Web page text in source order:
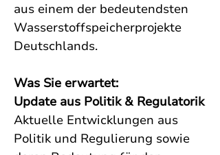
aus einem der bedeutendsten
Wasserstoffspeicherprojekte
Deutschlands.
Was Sie erwartet:
Update aus Politik & Regulatorik
Aktuelle Entwicklungen aus
Politik und Regulierung sowie